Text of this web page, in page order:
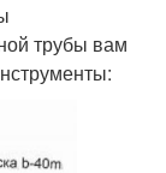
трубы вам